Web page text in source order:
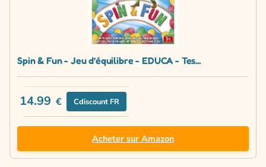
Spin & Fun - Jeu d’équilibre - EDUCA - Tes...
14.99 € Cdiscount FR
Acheter sur Amazon